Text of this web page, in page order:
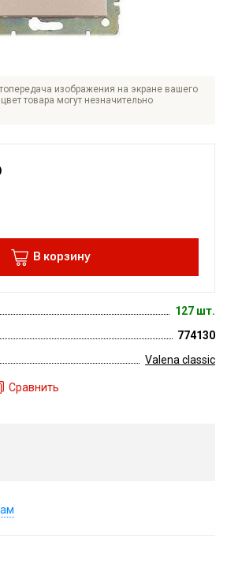
изображения на экране вашего
товара могут незначительно
В корзину
127 шт.
774130
Valena classic
Сравнить